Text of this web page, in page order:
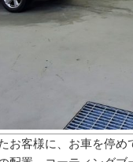
お客様に、お車を停め